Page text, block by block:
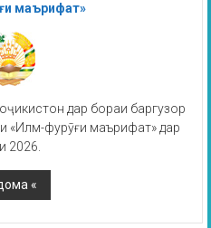
маърифат»
дар бораи баргузор
«Илм-фурӯғи маърифат» дар
2026.